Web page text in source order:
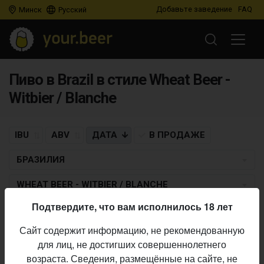
Минск Русский Добавьте заведение FAQ
Пиво в Brazil в стиле Wheat Beer -
Witbier / Blanche
IBU ABV ДАТА В ПРОДАЖЕ
БРАЗИЛИЯ
WHEAT BEER - WITBIER / BLANCHE
Malina
Wheat Beer - Witbier / Blanche• 4,2% ABV • 15 IBU •
Подтвердите, что вам исполнилось 18 лет
Сайт содержит информацию, не рекомендованную
для лиц, не достигших совершеннолетнего
возраста. Сведения, размещённые на сайте, не